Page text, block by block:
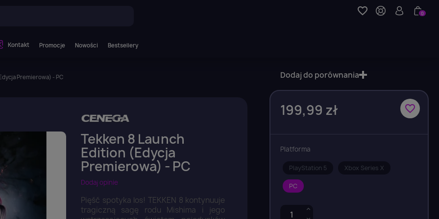
favorite_border 0
Kontakt Promocje Nowości Bestsellery
Premierowa) - PC
Tekken 8 Launch
Edition (Edycja
Premierowa) - PC
Dodaj opinie
Pięść spotyka los! TEKKEN 8 kontynuuje
tragiczną sagę rodu Mishima i jego
favorite_border
199,99 zł
Platforma
PlayStation 5 Xbox Series X
PC
Dodaj do porównania